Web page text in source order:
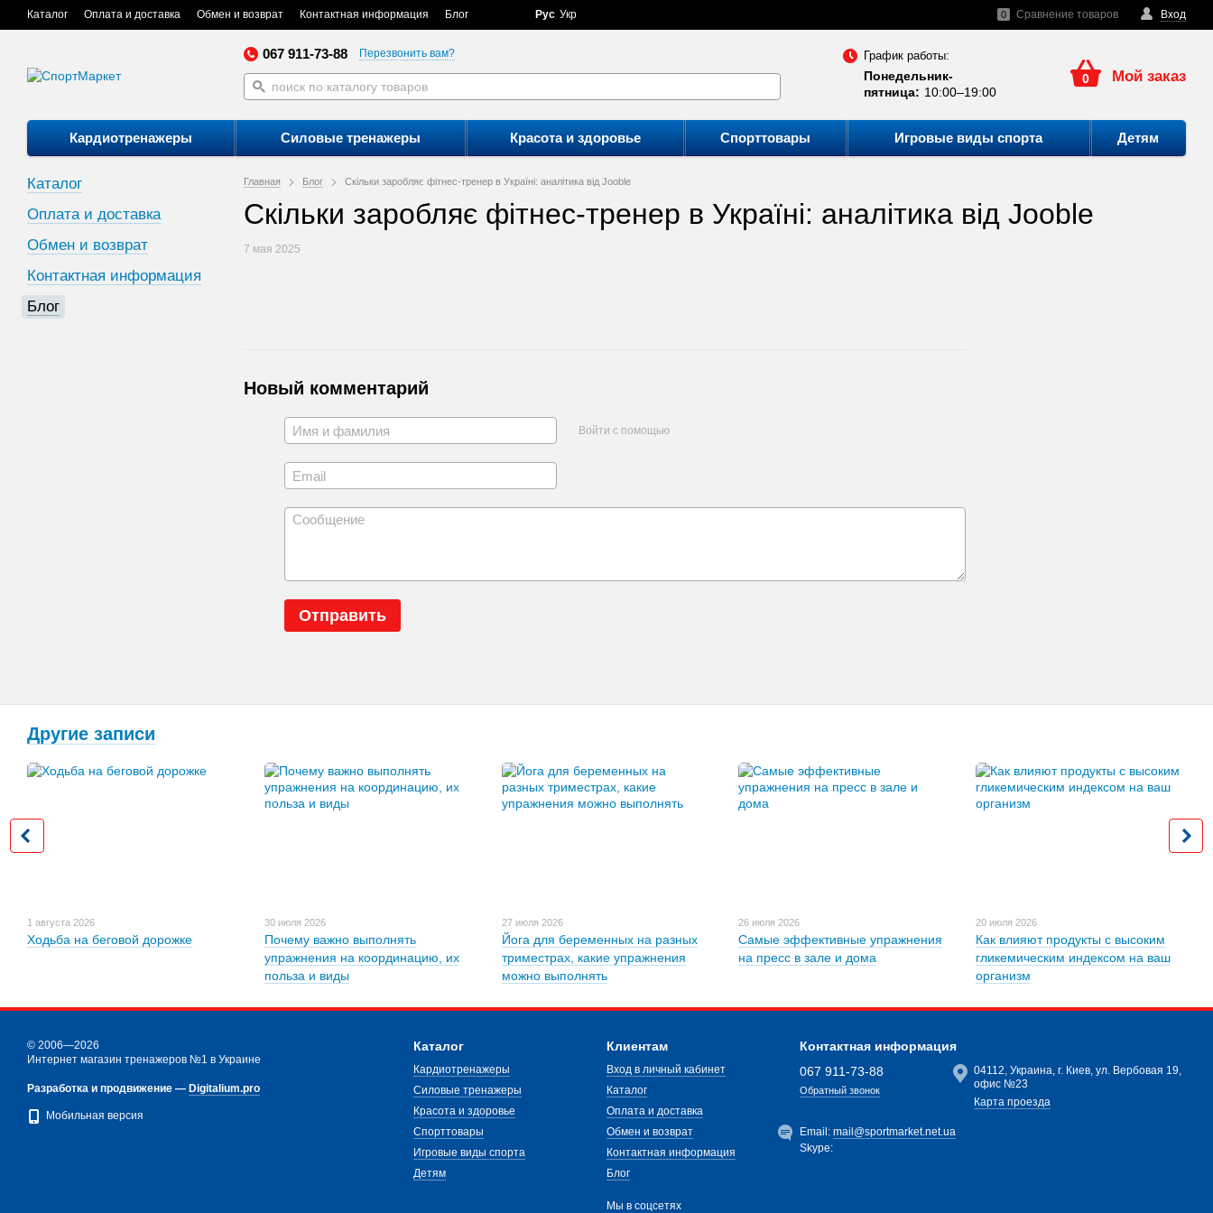
Каталог Оплата и доставка Обмен и возврат Контактная информация Блог Вход
0 Сравнение товаров
Рус Укр
067 911-73-88 Перезвонить вам? График работы:
Понедельник-
пятница: 10:00–19:00
0 Мой заказ
Кардиотренажеры Силовые тренажеры Красота и здоровье Спорттовары Игровые виды спорта Детям
Главная Блог Скільки заробляє фітнес-тренер в Україні: аналітика від Jooble
Скільки заробляє фітнес-тренер в Україні: аналітика від Jooble
7 мая 2025
Новый комментарий
Войти с помощью
Отправить
Каталог
Оплата и доставка
Обмен и возврат
Контактная информация
Блог
Другие записи
1 августа 2026
Ходьба на беговой дорожке
30 июля 2026
Почему важно выполнять
упражнения на координацию, их
польза и виды
27 июля 2026
Йога для беременных на разных
триместрах, какие упражнения
можно выполнять
26 июля 2026
Самые эффективные упражнения
на пресс в зале и дома
20 июля 2026
Как влияют продукты с высоким
гликемическим индексом на ваш
организм
© 2006—2026
Интернет магазин тренажеров №1 в Украине
Разработка и продвижение — Digitalium.pro
Мобильная версия
Каталог
Кардиотренажеры
Силовые тренажеры
Красота и здоровье
Спорттовары
Игровые виды спорта
Детям
Клиентам
Вход в личный кабинет
Каталог
Оплата и доставка
Обмен и возврат
Контактная информация
Блог
Мы в соцсетях
Контактная информация
067 911-73-88
Обратный звонок
04112, Украина, г. Киев, ул. Вербовая 19,
офис №23
Карта проезда
Email:mail@sportmarket.net.ua
Skype: